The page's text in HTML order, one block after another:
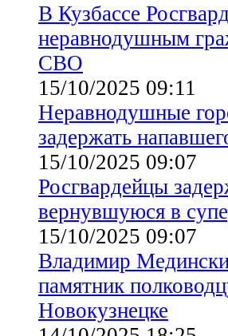
В Кузбассе
неравнодушным
СВО
15/10/2025 09:11
Неравнодушные
задержать
15/10/2025 09:07
Росгвардейцы
вернувшуюся в
15/10/2025 09:07
Владимир
памятник
Новокузнецке